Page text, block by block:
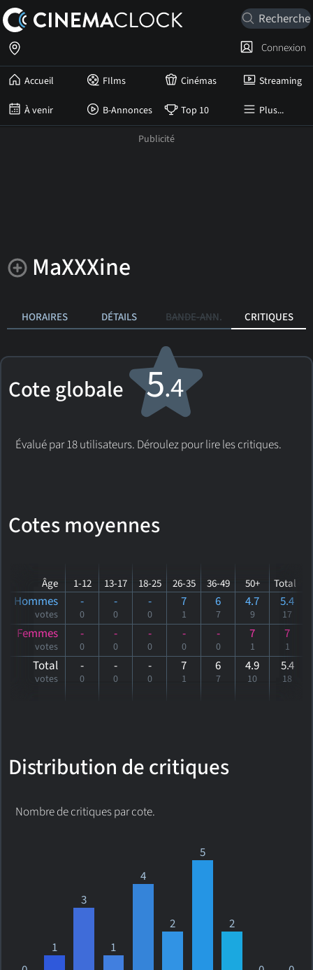
Accueil FIlms Cinémas Streaming
À venir B-Annonces Top 10 Plus...
Connexion
MaXXXine
HORAIRES DÉTAILS BANDE-ANN. CRITIQUES
Cote globale 5.4
Évalué par 18 utilisateurs. Déroulez pour lire les critiques.
Cotes moyennes
Âge 1-12 13-17 18-25 26-35 36-49 50+ Total
Hommes
votes
-
0
-
0
-
0
7
1
6
7
4.7
9
5.4
17
Femmes
votes
-
0
-
0
-
0
-
0
-
0
7
1
7
1
Total
votes
-
0
-
0
-
0
7
1
6
7
4.9
10
5.4
18
Distribution de critiques
Nombre de critiques par cote.
1
3
1
4
2
5
2